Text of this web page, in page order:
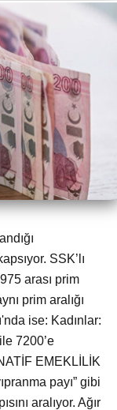
SSK’lı
arası prim
prim aralığı
ise: Kadınlar:
7200’e
EMEKLİLİK
payı” gibi
aralıyor. Ağır